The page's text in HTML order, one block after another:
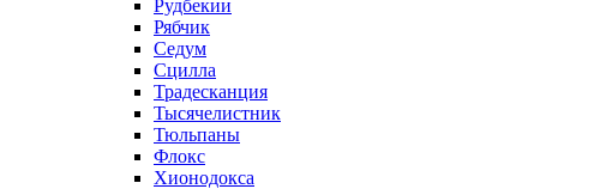
Рудбекии
Рябчик
Седум
Сцилла
Традесканция
Тысячелистник
Тюльпаны
Флокс
Хионодокса